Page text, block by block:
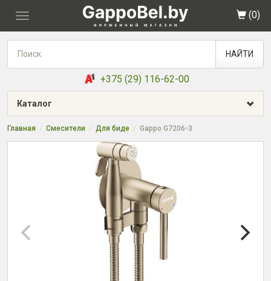
Toggle
(0)
НАЙТИ
+375 (29) 116-62-00
Каталог
Главная Смесители Для биде Gappo G7206-3